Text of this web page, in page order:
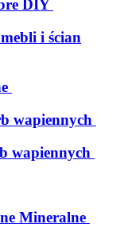
DIY
i ścian
wapiennych
wapiennych
Mineralne